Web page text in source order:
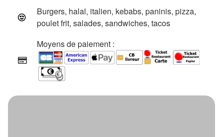
Burgers, halal, italien, kebabs, paninis, pizza,
poulet frit, salades, sandwiches, tacos
Moyens de paiement :